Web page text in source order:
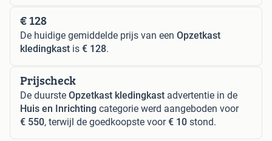
€ 128
De huidige gemiddelde prijs van een Opzetkast
kledingkast is € 128.
Prijscheck
De duurste Opzetkast kledingkast advertentie in de
Huis en Inrichting categorie werd aangeboden voor
€ 550, terwijl de goedkoopste voor€ 10 stond.